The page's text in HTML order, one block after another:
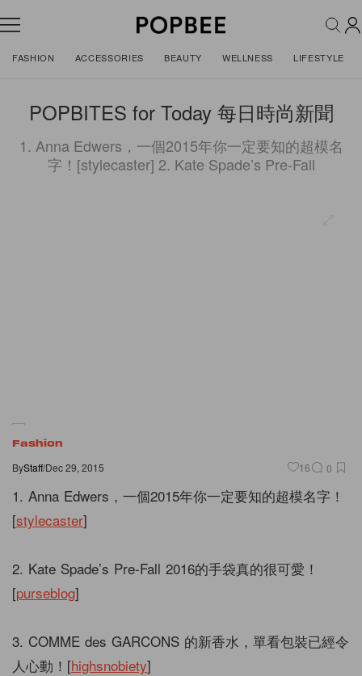
FASHION ACCESSORIES BEAUTY WELLNESS LIFESTYLE
POPBITES for Today 每日時尚新聞
1. Anna Edwers，一個2015年你一定要知的超模名
字！[stylecaster] 2. Kate Spade’s Pre-Fall
Fashion
ByStaff/Dec 29, 2015 16 0
1. Anna Edwers，一個2015年你一定要知的超模名字！
[stylecaster]
2. Kate Spade’s Pre-Fall 2016的手袋真的很可愛！
[purseblog]
3. COMME des GARCONS 的新香水，單看包裝已經令
人心動！[highsnobiety]